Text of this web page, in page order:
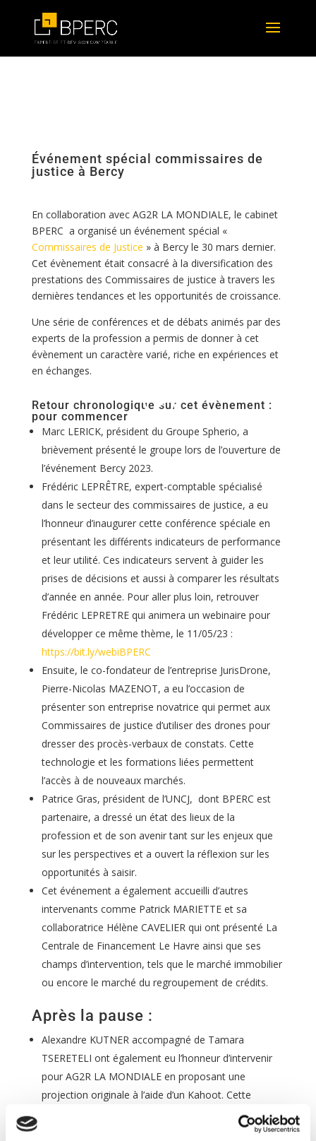
Événement spécial commissaires de
justice à Bercy
En collaboration avec AG2R LA MONDIALE, le cabinet
BPERC a organisé un événement spécial «
Commissaires de Justice » à Bercy le 30 mars dernier.
Cet évènement était consacré à la diversification des
prestations des Commissaires de justice à travers les
dernières tendances et les opportunités de croissance.
Une série de conférences et de débats animés par des
experts de la profession a permis de donner à cet
évènement un caractère varié, riche en expériences et
en échanges.
Retour chronologique sur cet évènement :
pour commencer
Marc LERICK, président du Groupe Spherio, a
brièvement présenté le groupe lors de l’ouverture de
l’événement Bercy 2023.
Frédéric LEPRÊTRE, expert-comptable spécialisé
dans le secteur des commissaires de justice, a eu
l’honneur d’inaugurer cette conférence spéciale en
présentant les différents indicateurs de performance
et leur utilité. Ces indicateurs servent à guider les
prises de décisions et aussi à comparer les résultats
d’année en année. Pour aller plus loin, retrouver
Frédéric LEPRETRE qui animera un webinaire pour
développer ce même thème, le 11/05/23 :
https://bit.ly/webiBPERC
Ensuite, le co-fondateur de l’entreprise JurisDrone,
Pierre-Nicolas MAZENOT, a eu l’occasion de
présenter son entreprise novatrice qui permet aux
Commissaires de justice d’utiliser des drones pour
dresser des procès-verbaux de constats. Cette
technologie et les formations liées permettent
l’accès à de nouveaux marchés.
Patrice Gras, président de l’UNCJ, dont BPERC est
partenaire, a dressé un état des lieux de la
profession et de son avenir tant sur les enjeux que
sur les perspectives et a ouvert la réflexion sur les
opportunités à saisir.
Cet événement a également accueilli d’autres
intervenants comme Patrick MARIETTE et sa
collaboratrice Hélène CAVELIER qui ont présenté La
Centrale de Financement Le Havre ainsi que ses
champs d’intervention, tels que le marché immobilier
ou encore le marché du regroupement de crédits.
Après la pause :
Alexandre KUTNER accompagné de Tamara
TSERETELI ont également eu l’honneur d’intervenir
pour AG2R LA MONDIALE en proposant une
projection originale à l’aide d’un Kahoot. Cette
participants sur un sujet aussi complexe que celui